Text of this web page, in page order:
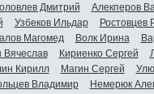
Дмитрий Алекперов
Узбеков Ильдар Ростовцев
Магомед Волк Ирина
Вячеслав Кириенко Сергей
Кирилл Магин Сергей
Владимир Немерюк